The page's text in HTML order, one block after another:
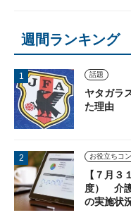
週間ランキング
話題
ヤタガラ
た理由
【７月３
度） 介
の実施状